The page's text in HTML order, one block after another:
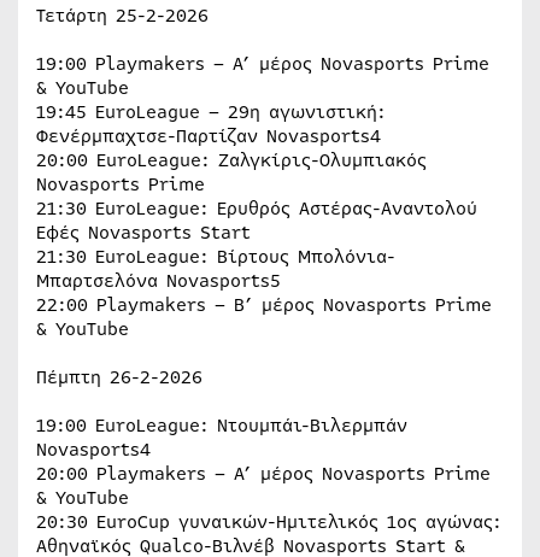
Τετάρτη 25-2-2026
19:00 Playmakers – A’ μέρος Novasports Prime
& YouTube
19:45 EuroLeague – 29η αγωνιστική:
Φενέρμπαχτσε-Παρτίζαν Novasports4
20:00 EuroLeague: Ζαλγκίρις-Ολυμπιακός
Novasports Prime
21:30 EuroLeague: Ερυθρός Αστέρας-Αναντολού
Εφές Novasports Start
21:30 EuroLeague: Βίρτους Μπολόνια-
Μπαρτσελόνα Novasports5
22:00 Playmakers – Β’ μέρος Novasports Prime
& YouTube
Πέμπτη 26-2-2026
19:00 EuroLeague: Ντουμπάι-Βιλερμπάν
Novasports4
20:00 Playmakers – A’ μέρος Novasports Prime
& YouTube
20:30 EuroCup γυναικών-Ημιτελικός 1ος αγώνας:
Αθηναϊκός Qualco-Βιλνέβ Novasports Start &